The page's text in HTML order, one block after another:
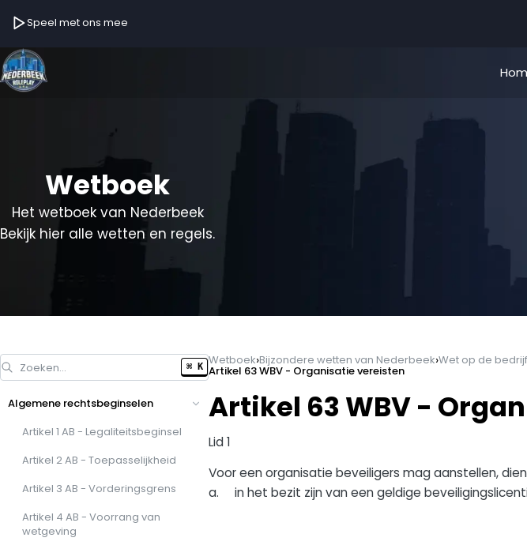
Speel met ons mee
Wetboek
Het wetboek van Nederbeek
Bekijk hier alle wetten en regels.
Zoeken… ⌘ K
Algemene rechtsbeginselen
Artikel 1 AB - Legaliteitsbeginsel
Artikel 2 AB - Toepasselijkheid
Artikel 3 AB - Vorderingsgrens
Artikel 4 AB - Voorrang van
wetgeving
Wetboek›Bijzondere wetten van Nederbeek›Wet op de
Artikel 63 WBV - Organisatie vereisten
Artikel 63 WBV -
Lid 1
Voor een organisatie beveiligers mag aanstellen,
a. in het bezit zijn van een geldige